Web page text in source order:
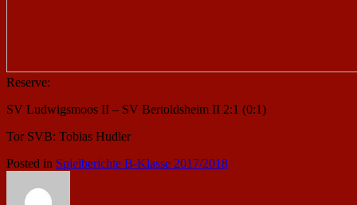
Reserve:
SV Ludwigsmoos II – SV Bertoldsheim II 2:1 (0:1)
Tor SVB: Tobias Hudler
Posted in Spielberichte B-Klasse 2017/2018